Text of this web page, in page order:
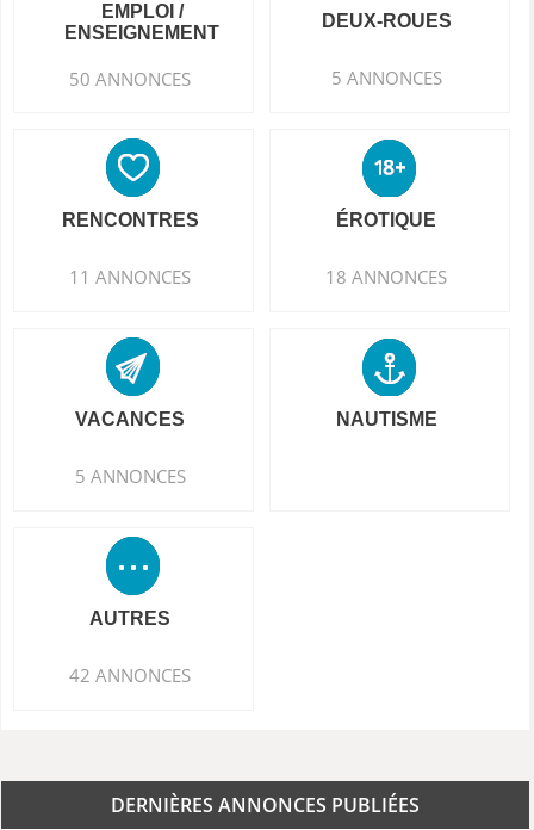
EMPLOI /
ENSEIGNEMENT
50 ANNONCES
DEUX-ROUES
5 ANNONCES
RENCONTRES
11 ANNONCES
ÉROTIQUE
18 ANNONCES
VACANCES
5 ANNONCES
NAUTISME
AUTRES
42 ANNONCES
DERNIÈRES ANNONCES PUBLIÉES